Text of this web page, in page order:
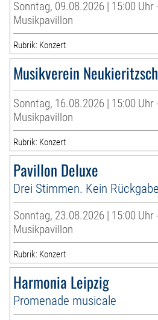
Sonntag, 09.08.2026 | 15:00 Uhr
Musikpavillon
Rubrik: Konzert
Musikverein
Sonntag, 16.08.2026 | 15:00 Uhr
Musikpavillon
Rubrik: Konzert
Pavillon Deluxe
Drei Stimmen. Kein
Sonntag, 23.08.2026 | 15:00 Uhr
Musikpavillon
Rubrik: Konzert
Harmonia Leipzig
Promenade musicale